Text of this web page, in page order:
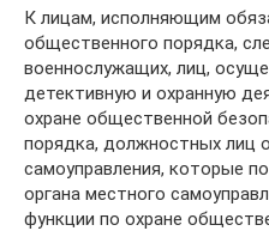
К лицам, исполняющим
общественного порядка,
военнослужащих, лиц,
детективную и охранную
охране общественной
порядка, должностных лиц
самоуправления, которые
органа местного
функции по охране